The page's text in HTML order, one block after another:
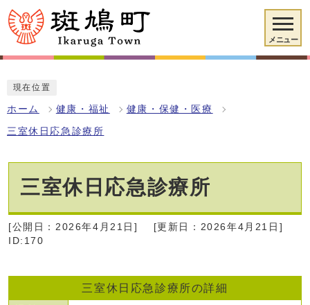
メニュー
現在位置
ホーム 健康・福祉 健康・保健・医療
三室休日応急診療所
三室休日応急診療所
[公開日：2026年4月21日]
[更新日：2026年4月21日]
ID:170
三室休日応急診療所の詳細